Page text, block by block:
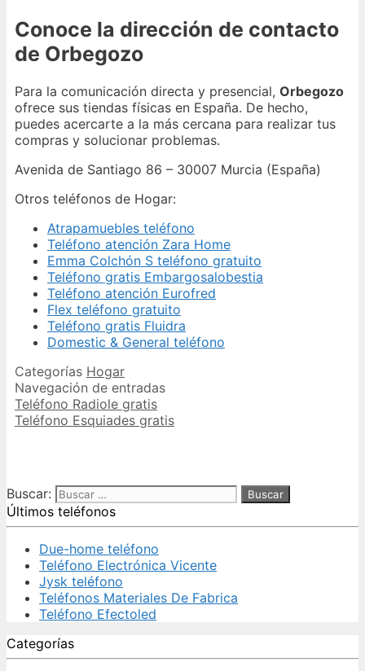
Conoce la dirección de contacto
de Orbegozo
Para la comunicación directa y presencial, Orbegozo
ofrece sus tiendas físicas en España. De hecho,
puedes acercarte a la más cercana para realizar tus
compras y solucionar problemas.
Avenida de Santiago 86 – 30007 Murcia (España)
Otros teléfonos de Hogar:
Atrapamuebles teléfono
Teléfono atención Zara Home
Emma Colchón S teléfono gratuito
Teléfono gratis Embargosalobestia
Teléfono atención Eurofred
Flex teléfono gratuito
Teléfono gratis Fluidra
Domestic & General teléfono
Categorías Hogar
Navegación de entradas
Teléfono Radiole gratis
Teléfono Esquiades gratis
Buscar:
Últimos teléfonos
Due-home teléfono
Teléfono Electrónica Vicente
Jysk teléfono
Teléfonos Materiales De Fabrica
Teléfono Efectoled
Categorías